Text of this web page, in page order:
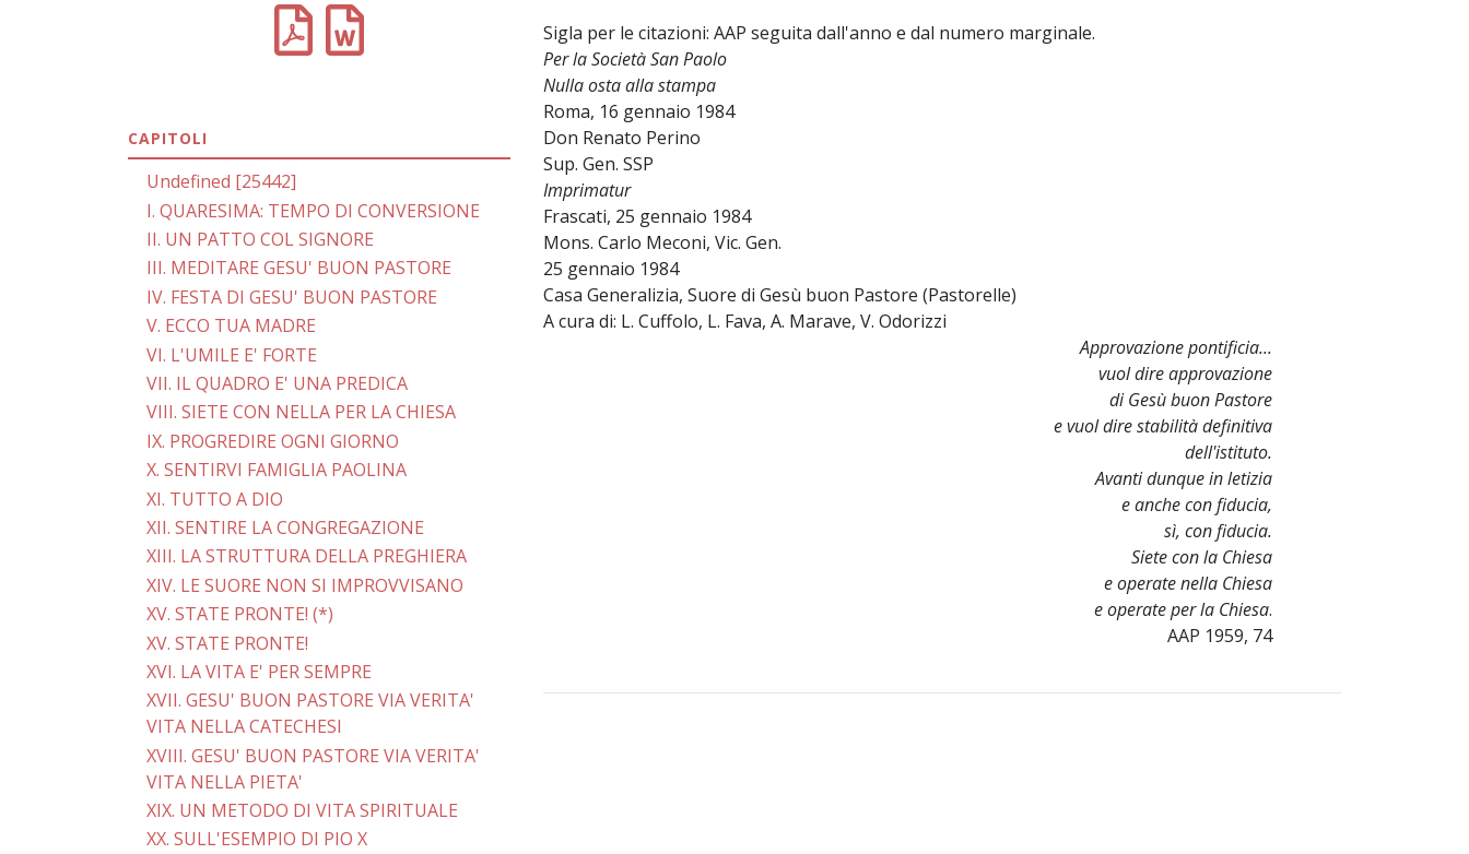
CAPITOLI
Undefined [25442]
I. QUARESIMA: TEMPO DI CONVERSIONE
II. UN PATTO COL SIGNORE
III. MEDITARE GESU' BUON PASTORE
IV. FESTA DI GESU' BUON PASTORE
V. ECCO TUA MADRE
VI. L'UMILE E' FORTE
VII. IL QUADRO E' UNA PREDICA
VIII. SIETE CON NELLA PER LA CHIESA
IX. PROGREDIRE OGNI GIORNO
X. SENTIRVI FAMIGLIA PAOLINA
XI. TUTTO A DIO
XII. SENTIRE LA CONGREGAZIONE
XIII. LA STRUTTURA DELLA PREGHIERA
XIV. LE SUORE NON SI IMPROVVISANO
XV. STATE PRONTE! (*)
XV. STATE PRONTE!
XVI. LA VITA E' PER SEMPRE
XVII. GESU' BUON PASTORE VIA VERITA'
VITA NELLA CATECHESI
XVIII. GESU' BUON PASTORE VIA VERITA'
VITA NELLA PIETA'
XIX. UN METODO DI VITA SPIRITUALE
XX. SULL'ESEMPIO DI PIO X
Sigla per le citazioni: AAP seguita dall'anno e dal numero marginale.
Per la Società San Paolo
Nulla osta alla stampa
Roma, 16 gennaio 1984
Don Renato Perino
Sup. Gen. SSP
Imprimatur
Frascati, 25 gennaio 1984
Mons. Carlo Meconi, Vic. Gen.
25 gennaio 1984
Casa Generalizia, Suore di Gesù buon Pastore (Pastorelle)
A cura di: L. Cuffolo, L. Fava, A. Marave, V. Odorizzi
Approvazione pontificia...
vuol dire approvazione
di Gesù buon Pastore
e vuol dire stabilità definitiva
dell'istituto.
Avanti dunque in letizia
e anche con fiducia,
sì, con fiducia.
Siete con la Chiesa
e operate nella Chiesa
e operate per la Chiesa.
AAP 1959, 74